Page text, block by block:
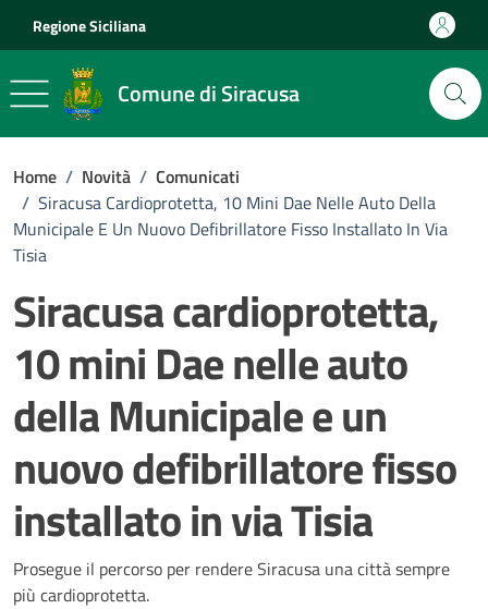
Regione Siciliana
Comune di Siracusa
Home / Novità / Comunicati
/ Siracusa Cardioprotetta, 10 Mini Dae Nelle Auto Della
Municipale E Un Nuovo Defibrillatore Fisso Installato In Via
Tisia
Siracusa cardioprotetta,
10 mini Dae nelle auto
della Municipale e un
nuovo defibrillatore fisso
installato in via Tisia
Dettagli della notizia
Prosegue il percorso per rendere Siracusa una città sempre
più cardioprotetta.